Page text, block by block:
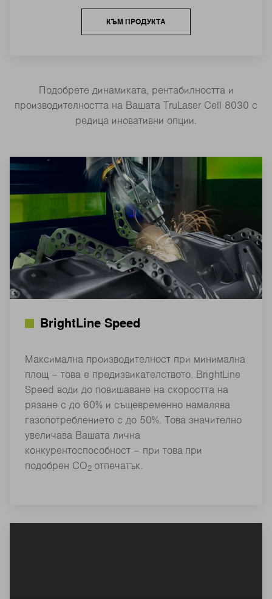
КЪМ ПРОДУКТА
Подобрете динамиката, рентабилността и
производителността на Вашата TruLaser Cell 8030 с
редица иновативни опции.
BrightLine Speed
Максимална производителност при минимална
площ – това е предизвикателството. BrightLine
Speed води до повишаване на скоростта на
рязане с до 60% и същевременно намалява
газопотреблението с до 50%. Това значително
увеличава Вашата лична
конкурентоспособност – при това при
подобрен CO2 отпечатък.